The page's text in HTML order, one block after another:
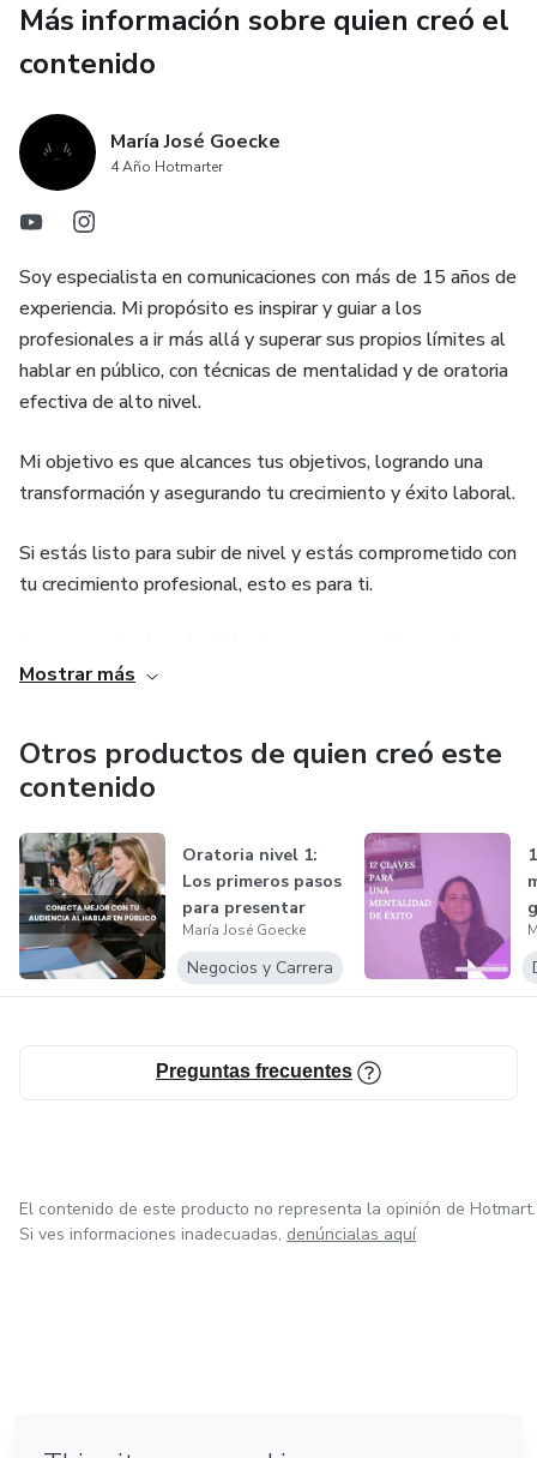
Podrás vivir en equilibrio, con sentido, foco y propósito.
Más información sobre quien creó el
contenido
María José Goecke
4 Año Hotmarter
Soy especialista en comunicaciones con más de 15 años de
experiencia. Mi propósito es inspirar y guiar a los
profesionales a ir más allá y superar sus propios límites al
hablar en público, con técnicas de mentalidad y de oratoria
efectiva de alto nivel.
Mi objetivo es que alcances tus objetivos, logrando una
transformación y asegurando tu crecimiento y éxito laboral.
Si estás listo para subir de nivel y estás comprometido con
tu crecimiento profesional, esto es para ti.
profunda, ingresa a Desarrolla tu Blablá
Mostrar más
Otros productos de quien creó este
contenido
Oratoria nivel 1:
Los primeros pasos
para presentar
María José Goecke
Negocios y Carrera
Preguntas frecuentes
El contenido de este producto no representa la opinión de Hotmart.
Si ves informaciones inadecuadas, denúncialas aquí